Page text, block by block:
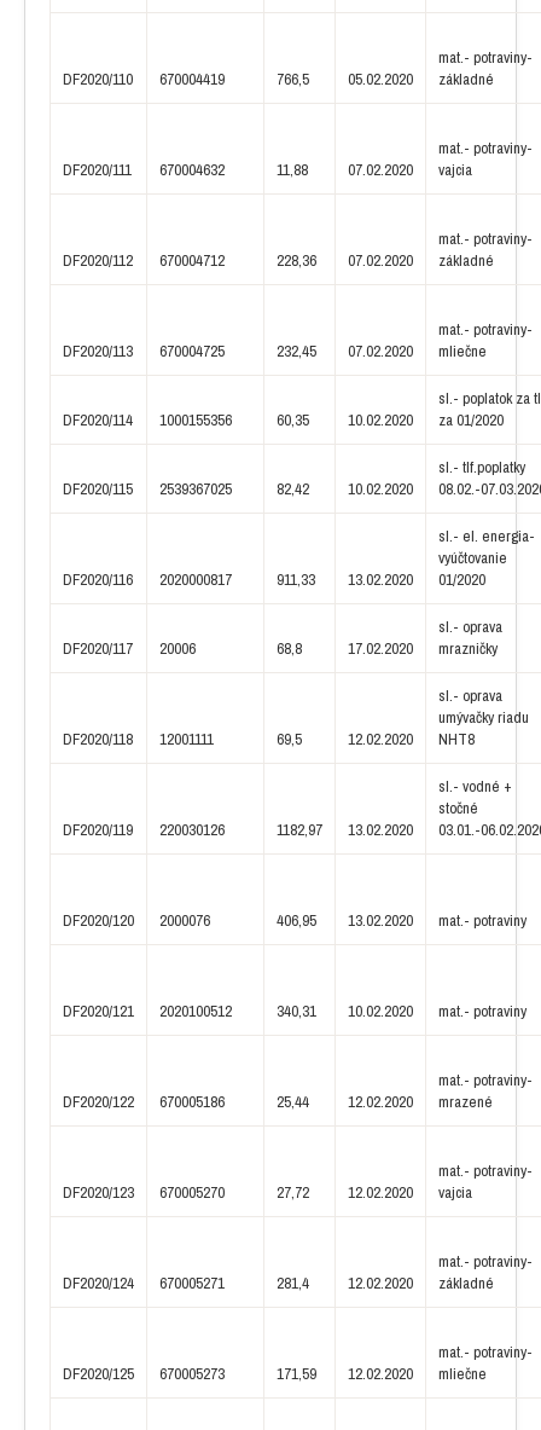
DF2020/110 670004419 766,5 05.02.2020
mat.- potraviny-
základné
DF2020/111 670004632 11,88 07.02.2020
mat.- potraviny-
vajcia
DF2020/112 670004712 228,36 07.02.2020
mat.- potraviny-
základné
DF2020/113 670004725 232,45 07.02.2020
mat.- potraviny-
mliečne
DF2020/114 1000155356 60,35 10.02.2020
sl.- poplatok za
za 01/2020
DF2020/115 2539367025 82,42 10.02.2020
sl.- tlf.poplatky
08.02.-
DF2020/116 2020000817 911,33 13.02.2020
sl.- el. energia-
vyúčtovanie
01/2020
DF2020/117 20006 68,8 17.02.2020
sl.- oprava
mrazničky
DF2020/118 12001111 69,5 12.02.2020
sl.- oprava
umývačky riadu
NHT8
DF2020/119 220030126 1182,97 13.02.2020
sl.- vodné +
stočné
03.01.-
DF2020/120 2000076 406,95 13.02.2020 mat.- potraviny
DF2020/121 2020100512 340,31 10.02.2020 mat.- potraviny
DF2020/122 670005186 25,44 12.02.2020
mat.- potraviny-
mrazené
DF2020/123 670005270 27,72 12.02.2020
mat.- potraviny-
vajcia
DF2020/124 670005271 281,4 12.02.2020
mat.- potraviny-
základné
DF2020/125 670005273 171,59 12.02.2020
mat.- potraviny-
mliečne